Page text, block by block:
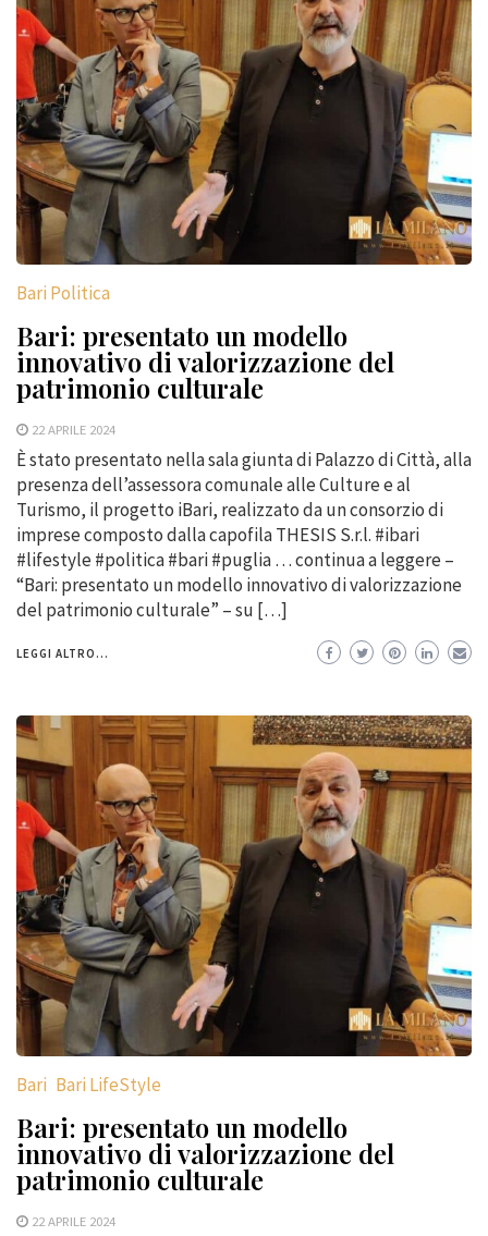
Bari Politica
Bari: presentato un modello
innovativo di valorizzazione del
patrimonio culturale
22 APRILE 2024
È stato presentato nella sala giunta di Palazzo di Città, alla
presenza dell’assessora comunale alle Culture e al
Turismo, il progetto iBari, realizzato da un consorzio di
imprese composto dalla capofila THESIS S.r.l. #ibari
#lifestyle #politica #bari #puglia … continua a leggere –
“Bari: presentato un modello innovativo di valorizzazione
del patrimonio culturale” – su […]
LEGGI ALTRO...
Bari Bari LifeStyle
Bari: presentato un modello
innovativo di valorizzazione del
patrimonio culturale
22 APRILE 2024